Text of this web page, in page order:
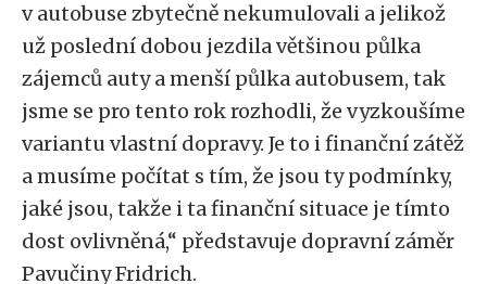
v autobuse zbytečně nekumulovali a jelikož
už poslední dobou jezdila většinou půlka
zájemců auty a menší půlka autobusem, tak
jsme se pro tento rok rozhodli, že vyzkoušíme
variantu vlastní dopravy. Je to i finanční zátěž
a musíme počítat s tím, že jsou ty podmínky,
jaké jsou, takže i ta finanční situace je tímto
dost ovlivněná,“ představuje dopravní záměr
Pavučiny Fridrich.